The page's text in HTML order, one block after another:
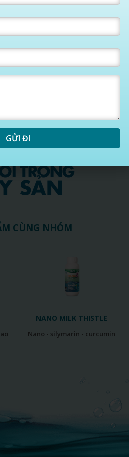
CÙNG NHÓM
MILK THISTLE
silymarin - curcumin
kẽm siêu đậm đặc - kích thước
GỬI ĐI